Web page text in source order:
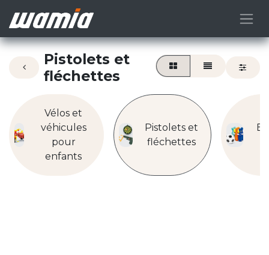
Pistolets et
fléchettes
Vélos et
véhicules
pour
enfants
Pistolets et
fléchettes